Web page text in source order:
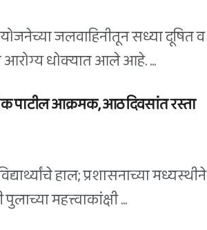
योजनेच्या जलवाहिनीतून सध्या दूषित व
आरोग्य धोक्यात आले आहे. ...
पाटील आक्रमक, आठ दिवसांत रस्ता
हाल; प्रशासनाच्या मध्यस्थीने
महत्त्वाकांक्षी ...